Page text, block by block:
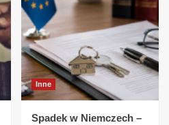
Inne
Spadek w Niemczech –